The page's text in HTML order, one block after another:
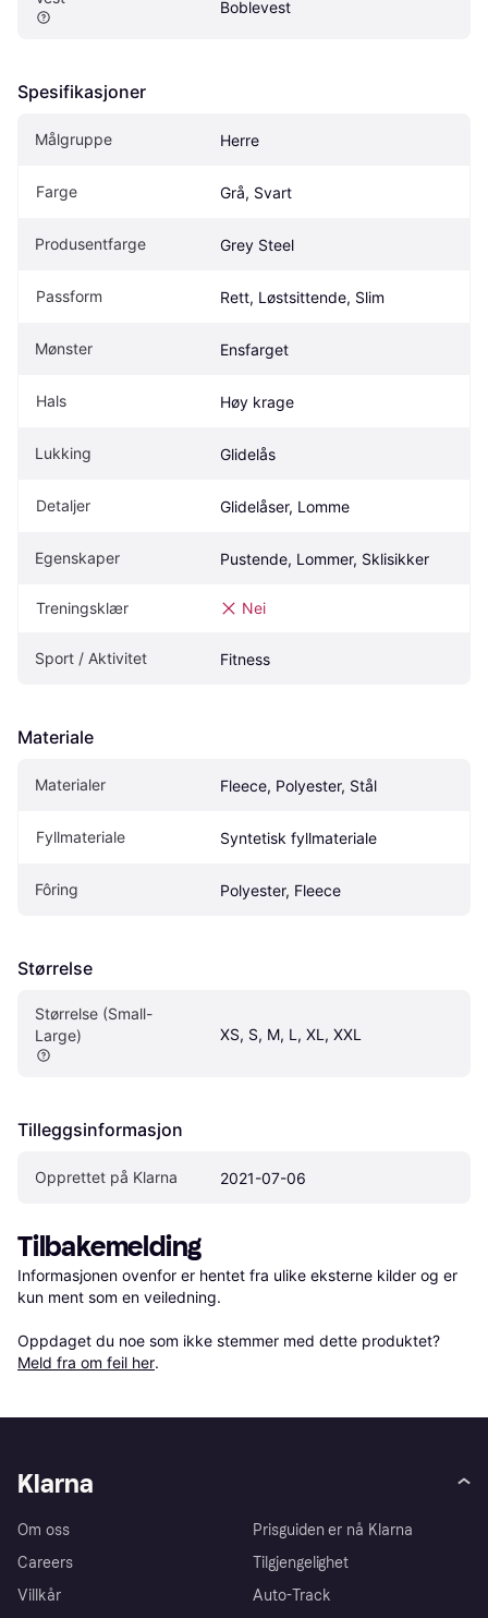
Boblevest
Spesifikasjoner
Målgruppe Herre
Farge Grå, Svart
Produsentfarge Grey Steel
Passform Rett, Løstsittende, Slim
Mønster Ensfarget
Hals Høy krage
Lukking Glidelås
Detaljer Glidelåser, Lomme
Egenskaper Pustende, Lommer, Sklisikker
Treningsklær Nei
Sport / Aktivitet Fitness
Materiale
Materialer Fleece, Polyester, Stål
Fyllmateriale Syntetisk fyllmateriale
Fôring Polyester, Fleece
Størrelse
Størrelse (Small-
Large)
XS, S, M, L, XL, XXL
Tilleggsinformasjon
Opprettet på Klarna 2021-07-06
Tilbakemelding
Informasjonen ovenfor er hentet fra ulike eksterne kilder og er
kun ment som en veiledning.
Oppdaget du noe som ikke stemmer med dette produktet?
Meld fra om feil her.
Klarna
Om oss
Careers
Villkår
Prisguiden er nå Klarna
Tilgjengelighet
Auto-Track